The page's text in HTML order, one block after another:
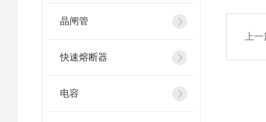
晶闸管
快速熔断器
电容
上